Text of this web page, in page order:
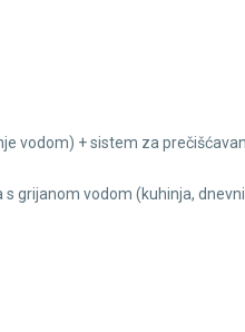
vodom) + sistem za
vodom (kuhinja,